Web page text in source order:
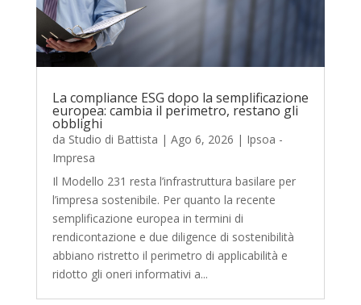
La compliance ESG dopo la semplificazione
europea: cambia il perimetro, restano gli
obblighi
da Studio di Battista | Ago 6, 2026 | Ipsoa -
Impresa
Il Modello 231 resta l’infrastruttura basilare per
l’impresa sostenibile. Per quanto la recente
semplificazione europea in termini di
rendicontazione e due diligence di sostenibilità
abbiano ristretto il perimetro di applicabilità e
ridotto gli oneri informativi a...